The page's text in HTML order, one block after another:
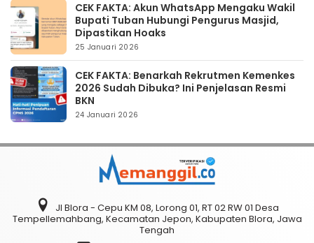
CEK FAKTA: Akun WhatsApp Mengaku Wakil
Bupati Tuban Hubungi Pengurus Masjid,
Dipastikan Hoaks
25 Januari 2026
CEK FAKTA: Benarkah Rekrutmen Kemenkes
2026 Sudah Dibuka? Ini Penjelasan Resmi
BKN
24 Januari 2026
Jl Blora - Cepu KM 08, Lorong 01, RT 02 RW 01 Desa
Tempellemahbang, Kecamatan Jepon, Kabupaten Blora, Jawa
Tengah